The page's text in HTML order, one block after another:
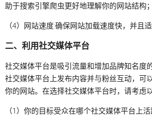
助于搜索引擎爬虫更好地理解你的网站结构；
（4）网站速度:确保网站加载速度快，并且
二、利用社交媒体平台
社交媒体平台是吸引流量和增加品牌知名度
社交媒体平台上发布内容并与粉丝互动，可
你的网站。在选择社交媒体平台时，请考虑
（1）你的目标受众在哪个社交媒体平台上活